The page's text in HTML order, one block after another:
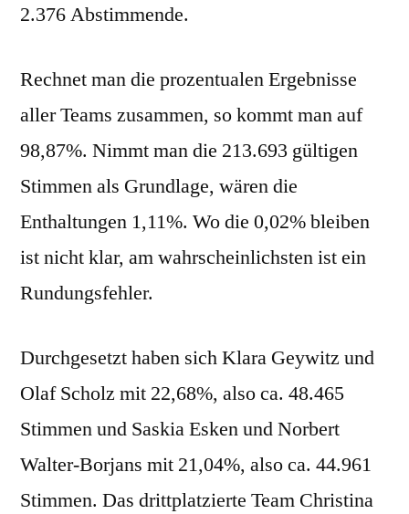
2.376 Abstimmende.
Rechnet man die prozentualen Ergebnisse
aller Teams zusammen, so kommt man auf
98,87%. Nimmt man die 213.693 gültigen
Stimmen als Grundlage, wären die
Enthaltungen 1,11%. Wo die 0,02% bleiben
ist nicht klar, am wahrscheinlichsten ist ein
Rundungsfehler.
Durchgesetzt haben sich Klara Geywitz und
Olaf Scholz mit 22,68%, also ca. 48.465
Stimmen und Saskia Esken und Norbert
Walter-Borjans mit 21,04%, also ca. 44.961
Stimmen. Das drittplatzierte Team Christina